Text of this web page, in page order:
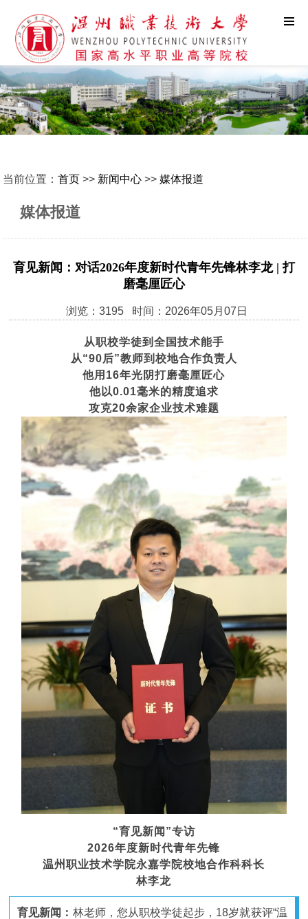
当前位置：首页 >> 新闻中心 >>媒体报道
媒体报道
育见新闻：对话2026年度新时代青年先锋林李龙 | 打
磨毫厘匠心
浏览：3195 时间：2026年05月07日
从职校学徒到全国技术能手
从“90后”教师到校地合作负责人
他用16年光阴打磨毫厘匠心
他以0.01毫米的精度追求
攻克20余家企业技术难题
“育见新闻”专访
2026年度新时代青年先锋
温州职业技术学院永嘉学院校地合作科科长
林李龙
育见新闻： 林老师，您从职校学徒起步，18岁就获评“温